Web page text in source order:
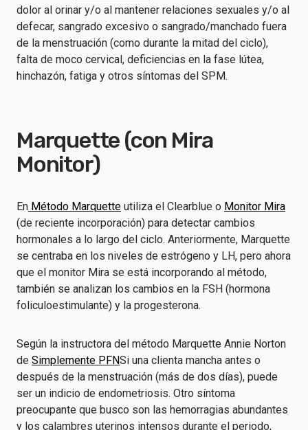
dolor al orinar y/o al mantener relaciones sexuales y/o al
defecar, sangrado excesivo o sangrado/manchado fuera
de la menstruación (como durante la mitad del ciclo),
falta de moco cervical, deficiencias en la fase lútea,
hinchazón, fatiga y otros síntomas del SPM.
Marquette (con Mira
Monitor)
En Método Marquette utiliza el Clearblue o Monitor Mira
(de reciente incorporación) para detectar cambios
hormonales a lo largo del ciclo. Anteriormente, Marquette
se centraba en los niveles de estrógeno y LH, pero ahora
que el monitor Mira se está incorporando al método,
también se analizan los cambios en la FSH (hormona
foliculoestimulante) y la progesterona.
Según la instructora del método Marquette Annie Norton
de Simplemente PFNSi una clienta mancha antes o
después de la menstruación (más de dos días), puede
ser un indicio de endometriosis. Otro síntoma
preocupante que busco son las hemorragias abundantes
y los calambres uterinos intensos durante el periodo,